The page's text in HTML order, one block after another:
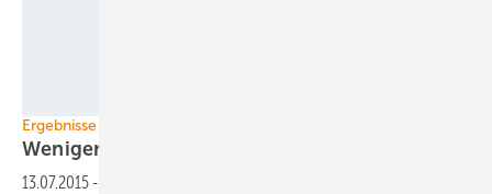
Ergebnisse des zweiten Quartals
Weniger Investitionen in
13.07.2015 -